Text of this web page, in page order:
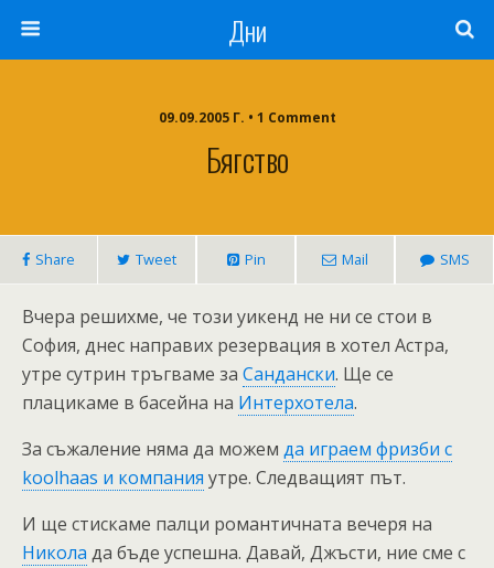
Дни
09.09.2005 Г. • 1 Comment
Бягство
Share Tweet Pin Mail SMS
Вчера решихме, че този уикенд не ни се стои в
София, днес направих резервация в хотел Астра,
утре сутрин тръгваме за Сандански. Ще се
плацикаме в басейна на Интерхотела.
За съжаление няма да можем да играем фризби с
koolhaas и компания утре. Следващият път.
И ще стискаме палци романтичната вечеря на
Никола да бъде успешна. Давай, Джъсти, ние сме с